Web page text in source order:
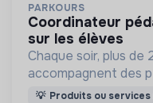
PARKOURS
coordinateur pédagogique: impact direct
sur les élèves
Chaque soir, plus de 2000
accompagnent des
les aider à
💡 Produits ou